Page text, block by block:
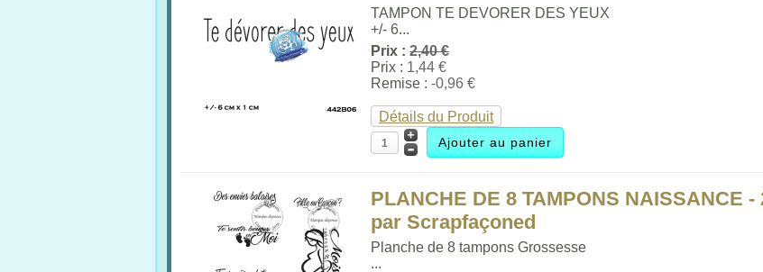
TAMPON TE DEVORER DES YEUX
+/- 6...
Prix :2,40 €
Prix : 1,44 €
Remise :-0,96 €
Détails du Produit
PLANCHE DE 8 TAMPONS NAISSANCE -
par Scrapfaçoned
Planche de 8 tampons Grossesse
...